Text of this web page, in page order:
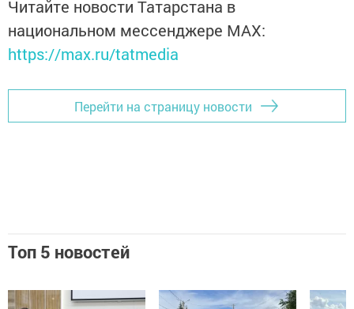
Читайте новости Татарстана в
национальном мессенджере MАХ:
https://max.ru/tatmedia
Перейти на страницу новости
Топ 5 новостей